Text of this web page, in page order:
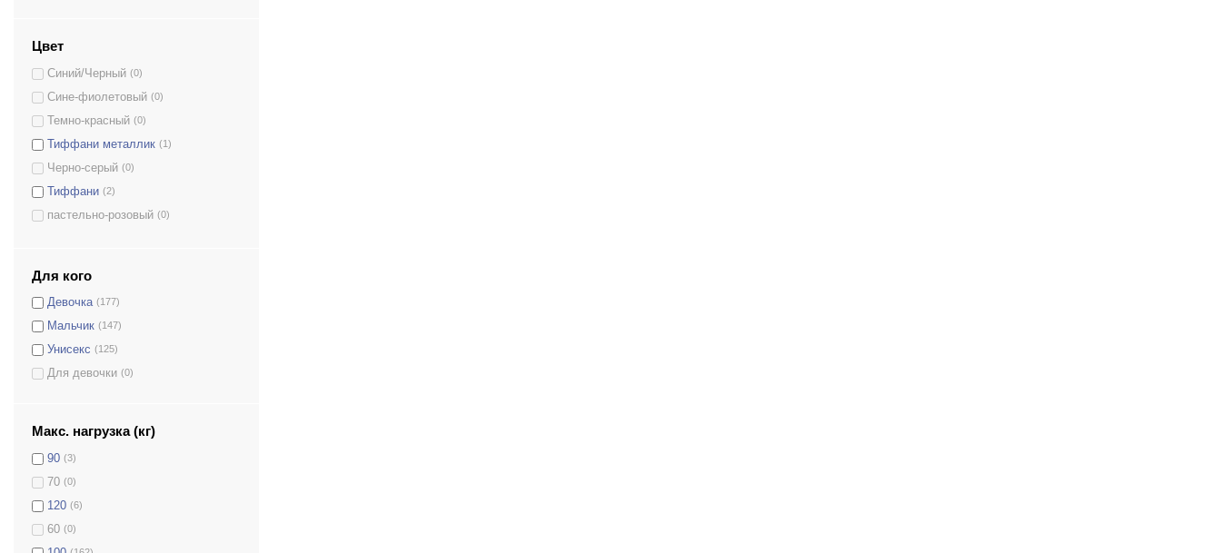
Цвет
Синий/Черный (0)
Сине-фиолетовый (0)
Темно-красный (0)
Тиффани металлик (1)
Черно-серый (0)
Тиффани (2)
пастельно-розовый (0)
Черно-синий
малиновый (2)
ментоловый
Мятный (1)
Абстракция (1)
Коричневый
Бирюзовый
Розовый
Салатовый
Сиреневый
Для кого
Девочка (177)
Мальчик (147)
Унисекс (125)
Для девочки (0)
Макс. нагрузка (кг)
90 (3)
70 (0)
120 (6)
60 (0)